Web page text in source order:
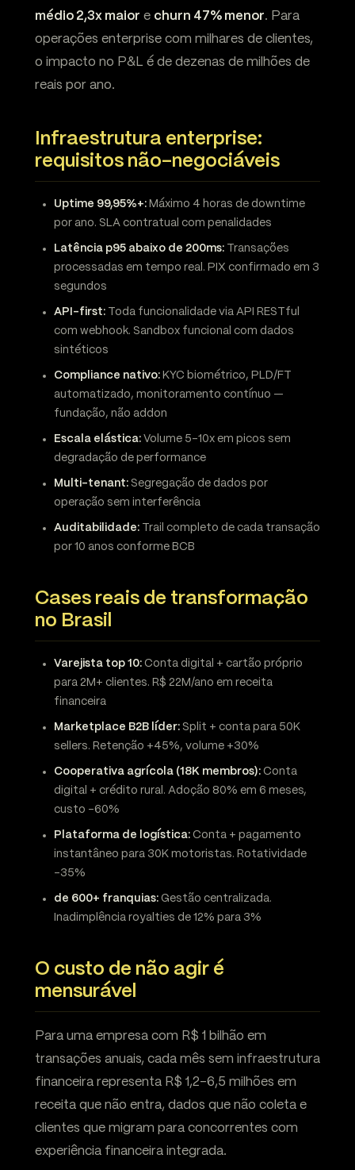
médio 2,3x maior e churn 47% menor. Para
operações enterprise com milhares de clientes,
o impacto no P&L é de dezenas de milhões de
reais por ano.
Infraestrutura enterprise:
requisitos não-negociáveis
Uptime 99,95%+: Máximo 4 horas de downtime
por ano. SLA contratual com penalidades
Latência p95 abaixo de 200ms: Transações
processadas em tempo real. PIX confirmado em 3
segundos
API-first: Toda funcionalidade via API RESTful
com webhook. Sandbox funcional com dados
sintéticos
Compliance nativo: KYC biométrico, PLD/FT
automatizado, monitoramento contínuo —
fundação, não addon
Escala elástica: Volume 5-10x em picos sem
degradação de performance
Multi-tenant: Segregação de dados por
operação sem interferência
Auditabilidade: Trail completo de cada transação
por 10 anos conforme BCB
Cases reais de transformação
no Brasil
Varejista top 10: Conta digital + cartão próprio
para 2M+ clientes. R$ 22M/ano em receita
financeira
Marketplace B2B líder: Split + conta para 50K
sellers. Retenção +45%, volume +30%
Cooperativa agrícola (18K membros): Conta
digital + crédito rural. Adoção 80% em 6 meses,
custo -60%
Plataforma de logística: Conta + pagamento
instantâneo para 30K motoristas. Rotatividade
-35%
de 600+ franquias: Gestão centralizada.
Inadimplência royalties de 12% para 3%
O custo de não agir é
mensurável
Para uma empresa com R$ 1 bilhão em
transações anuais, cada mês sem infraestrutura
financeira representa R$ 1,2-6,5 milhões em
receita que não entra, dados que não coleta e
clientes que migram para concorrentes com
experiência financeira integrada.